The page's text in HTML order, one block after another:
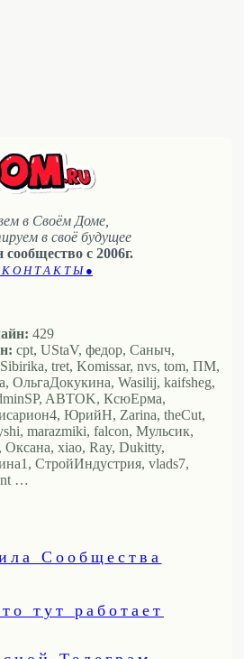
в Своём Доме,
в своё будущее
сообщество с 2006г.
К О Н Т А К Т Ы ●
429
cpt, UStaV, федор, Саныч,
tret, Komissar, nvs, tom, ПМ,
ОльгаДокукина, Wasilij, kaifsheg,
ABTOK, КсюЕрма,
ЮрийН, Zarina, theCut,
marazmiki, falcon, Мульсик,
xiao, Ray, Dukitty,
СтройИндустрия, vlads7,
…
Сообщества
тут работает